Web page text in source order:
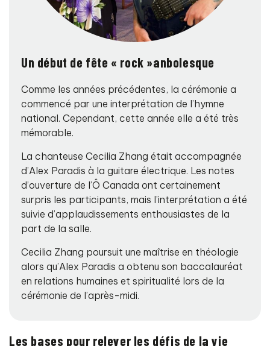
Un début de fête « rock »anbolesque
Comme les années précédentes, la cérémonie a
commencé par une interprétation de l’hymne
national. Cependant, cette année elle a été très
mémorable.
La chanteuse Cecilia Zhang était accompagnée
d’Alex Paradis à la guitare électrique. Les notes
d’ouverture de l’Ô Canada ont certainement
surpris les participants, mais l’interprétation a été
suivie d’applaudissements enthousiastes de la
part de la salle.
Cecilia Zhang poursuit une maîtrise en théologie
alors qu’Alex Paradis a obtenu son baccalauréat
en relations humaines et spiritualité lors de la
cérémonie de l’après-midi.
Les bases pour relever les défis de la vie